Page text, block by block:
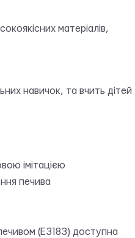
матеріалів,
навичок, та вчить дітей
імітацією
печива
(E3183) доступна